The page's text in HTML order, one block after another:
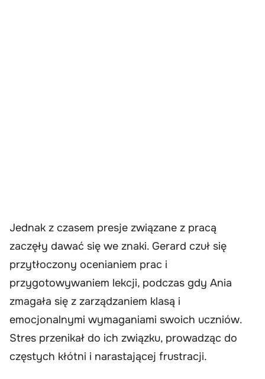
Jednak z czasem presje związane z pracą
zaczęły dawać się we znaki. Gerard czuł się
przytłoczony ocenianiem prac i
przygotowywaniem lekcji, podczas gdy Ania
zmagała się z zarządzaniem klasą i
emocjonalnymi wymaganiami swoich uczniów.
Stres przenikał do ich związku, prowadząc do
częstych kłótni i narastającej frustracji.